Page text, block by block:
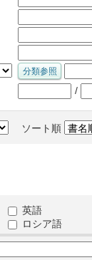
/
ソート順
英語
ロシア語